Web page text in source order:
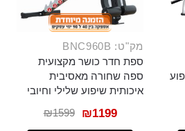
מק"ט: BNC960B
ספת חדר כושר מקצועית
ספה שחורה מאסיבית
איכותית שיפוע שלילי וחיובי
₪1599 ₪1199